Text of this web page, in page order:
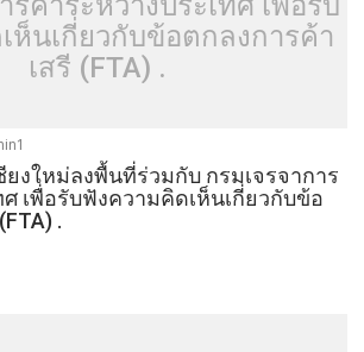
ห็นเกี่ยวกับข้อตกลงการค้า
เสรี (FTA) .
งใหม่ลงพื้นที่ร่วมกับ กรมเจรจาการ
ศ เพื่อรับฟังความคิดเห็นเกี่ยวกับข้อ
.